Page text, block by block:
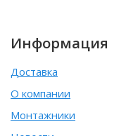
Информация
Доставка
О компании
Монтажники